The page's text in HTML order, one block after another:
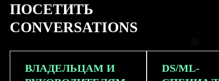
ПОСЕТИТЬ
CONVERSATIONS
ВЛАДЕЛЬЦАМ И
DS/ML-